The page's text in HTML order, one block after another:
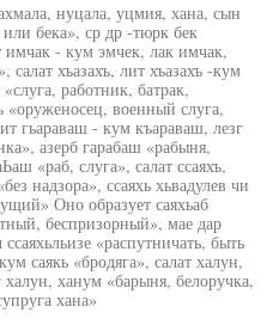
нуцала, уцмия, хана, сын
бека», ср др -тюрк бек
имчак - кум эмчек, лак имчак,
хъазахъ, лит хъазахъ -кум
«слуга, работник, батрак,
«оруженосец, военный слуга,
гьараваш - кум къараваш, лезг
азерб гарабаш «рабыня,
«раб, слуга», салат ссаяхъ,
надзора», ссаяхь хьвадулев чи
Оно образует саяхьаб
беспризорный», мае дар
«распутничать, быть
саякь «бродяга», салат халун,
ханум «барыня, белоручка,
хана»